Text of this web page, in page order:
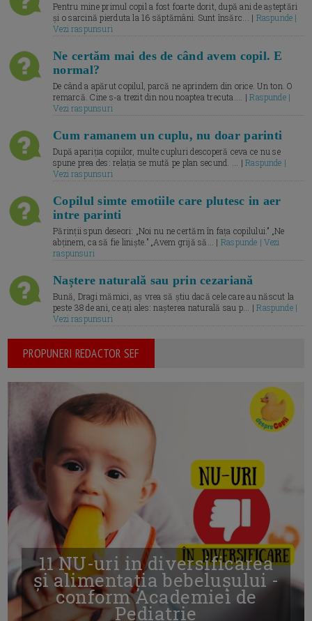
Pentru mine primul copil a fost foarte dorit, după ani de așteptări
și o sarcină pierduta la 16 săptămâni. Sunt însărc... | Raspunde |
Vezi raspunsuri
Ne certăm mai des de când avem copil. E
normal?
De când a apărut copilul, parcă ne aprindem din orice. Un ton. O
remarcă. Cine s-a trezit din nou noaptea trecuta.... |Raspunde |
Vezi raspunsuri
Cum ramanem un cuplu, nu doar parinti
După apariția copiilor, multe cupluri descoperă ceva ce nu se
spune prea des: relația se mută pe plan secund. ... |Raspunde |
Vezi raspunsuri
Copilul simte emotiile care plutesc in aer
intre parinti
Părinții spun deseori: „Noi nu ne certăm în fața copilului.” „Ne
abținem, ca să fie liniște.” „Avem grijă să... | Raspunde | Vezi
raspunsuri
Naștere naturală sau prin cezariană
Bună, Dragi mămici, aș vrea să știu dacă cele care au născut la
peste 38 de ani, ce ați ales: nașterea naturală sau p... |Raspunde |
Vezi raspunsuri
PROPUNERI REDACTOR SEF
11 NU-uri in diversificarea
și alimentația bebelușului -
conform Academiei de
Pediatrie